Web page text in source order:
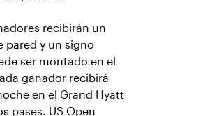
recibirán un
pared y un signo
ser montado en el
ganador recibirá
en el Grand Hyatt
pases. US Open